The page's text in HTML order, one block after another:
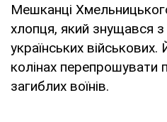
Мешканці
хлопця, який знущався з
українських
колінах перепрошувати
загиблих воїнів.